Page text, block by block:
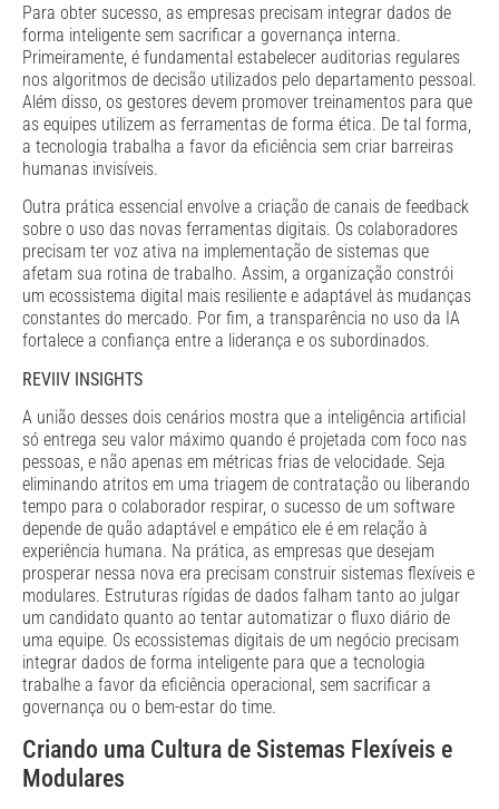
Para obter sucesso, as empresas precisam integrar dados de
forma inteligente sem sacrificar a governança interna.
Primeiramente, é fundamental estabelecer auditorias regulares
nos algoritmos de decisão utilizados pelo departamento pessoal.
Além disso, os gestores devem promover treinamentos para que
as equipes utilizem as ferramentas de forma ética. De tal forma,
a tecnologia trabalha a favor da eficiência sem criar barreiras
humanas invisíveis.
Outra prática essencial envolve a criação de canais de feedback
sobre o uso das novas ferramentas digitais. Os colaboradores
precisam ter voz ativa na implementação de sistemas que
afetam sua rotina de trabalho. Assim, a organização constrói
um ecossistema digital mais resiliente e adaptável às mudanças
constantes do mercado. Por fim, a transparência no uso da IA
fortalece a confiança entre a liderança e os subordinados.
REVIIV INSIGHTS
A união desses dois cenários mostra que a inteligência artificial
só entrega seu valor máximo quando é projetada com foco nas
pessoas, e não apenas em métricas frias de velocidade. Seja
eliminando atritos em uma triagem de contratação ou liberando
tempo para o colaborador respirar, o sucesso de um software
depende de quão adaptável e empático ele é em relação à
experiência humana. Na prática, as empresas que desejam
prosperar nessa nova era precisam construir sistemas flexíveis e
modulares. Estruturas rígidas de dados falham tanto ao julgar
um candidato quanto ao tentar automatizar o fluxo diário de
uma equipe. Os ecossistemas digitais de um negócio precisam
integrar dados de forma inteligente para que a tecnologia
trabalhe a favor da eficiência operacional, sem sacrificar a
governança ou o bem-estar do time.
Criando uma Cultura de Sistemas Flexíveis e
Modulares